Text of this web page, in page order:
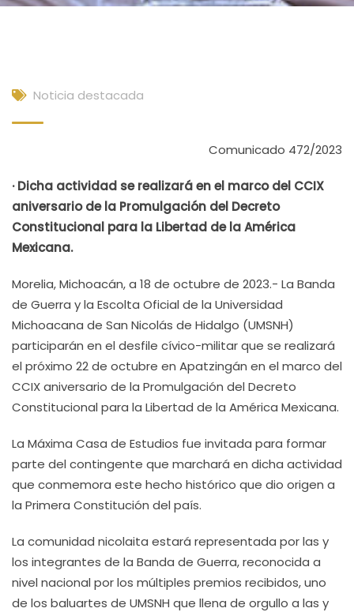
Noticia destacada
Comunicado 472/2023
· Dicha actividad se realizará en el marco del CCIX
aniversario de la Promulgación del Decreto
Constitucional para la Libertad de la América
Mexicana.
Morelia, Michoacán, a 18 de octubre de 2023.- La Banda
de Guerra y la Escolta Oficial de la Universidad
Michoacana de San Nicolás de Hidalgo (UMSNH)
participarán en el desfile cívico-militar que se realizará
el próximo 22 de octubre en Apatzingán en el marco del
CCIX aniversario de la Promulgación del Decreto
Constitucional para la Libertad de la América Mexicana.
La Máxima Casa de Estudios fue invitada para formar
parte del contingente que marchará en dicha actividad
que conmemora este hecho histórico que dio origen a
la Primera Constitución del país.
La comunidad nicolaita estará representada por las y
los integrantes de la Banda de Guerra, reconocida a
nivel nacional por los múltiples premios recibidos, uno
de los baluartes de UMSNH que llena de orgullo a las y